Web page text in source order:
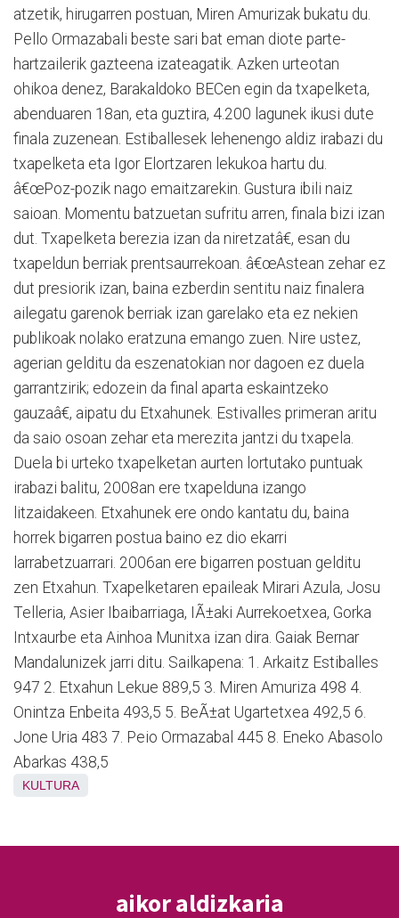
atzetik, hirugarren postuan, Miren Amurizak bukatu du.
Pello Ormazabali beste sari bat eman diote parte-
hartzailerik gazteena izateagatik. Azken urteotan
ohikoa denez, Barakaldoko BECen egin da txapelketa,
abenduaren 18an, eta guztira, 4.200 lagunek ikusi dute
finala zuzenean. Estiballesek lehenengo aldiz irabazi du
txapelketa eta Igor Elortzaren lekukoa hartu du.
â€œPoz-pozik nago emaitzarekin. Gustura ibili naiz
saioan. Momentu batzuetan sufritu arren, finala bizi izan
dut. Txapelketa berezia izan da niretzatâ€, esan du
txapeldun berriak prentsaurrekoan. â€œAstean zehar ez
dut presiorik izan, baina ezberdin sentitu naiz finalera
ailegatu garenok berriak izan garelako eta ez nekien
publikoak nolako eratzuna emango zuen. Nire ustez,
agerian gelditu da eszenatokian nor dagoen ez duela
garrantzirik; edozein da final aparta eskaintzeko
gauzaâ€, aipatu du Etxahunek. Estivalles primeran aritu
da saio osoan zehar eta merezita jantzi du txapela.
Duela bi urteko txapelketan aurten lortutako puntuak
irabazi balitu, 2008an ere txapelduna izango
litzaidakeen. Etxahunek ere ondo kantatu du, baina
horrek bigarren postua baino ez dio ekarri
larrabetzuarrari. 2006an ere bigarren postuan gelditu
zen Etxahun. Txapelketaren epaileak Mirari Azula, Josu
Telleria, Asier Ibaibarriaga, IÃ±aki Aurrekoetxea, Gorka
Intxaurbe eta Ainhoa Munitxa izan dira. Gaiak Bernar
Mandalunizek jarri ditu. Sailkapena: 1. Arkaitz Estiballes
947 2. Etxahun Lekue 889,5 3. Miren Amuriza 498 4.
Onintza Enbeita 493,5 5. BeÃ±at Ugartetxea 492,5 6.
Jone Uria 483 7. Peio Ormazabal 445 8. Eneko Abasolo
Abarkas 438,5
KULTURA
aikor aldizkaria